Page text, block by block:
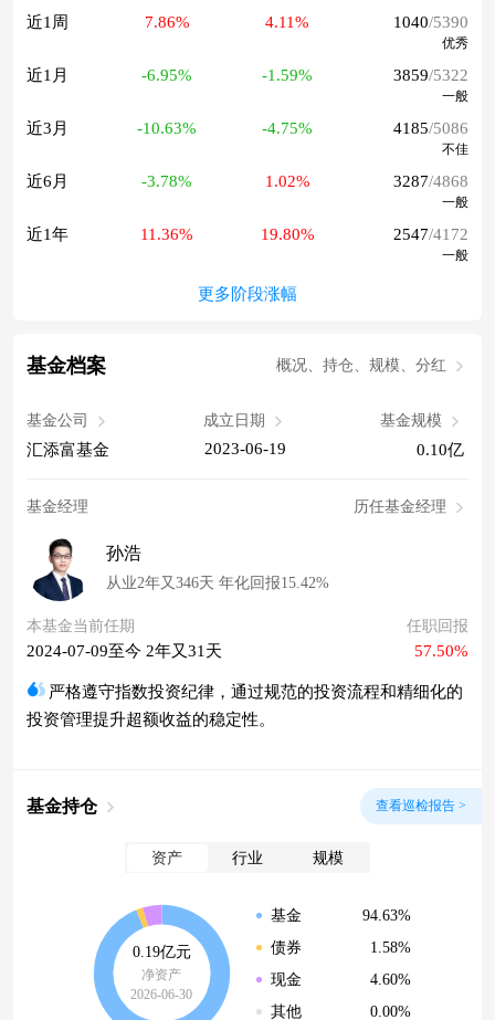
近1周 7.86% 4.11% 1040/5390
优秀
近1月 -6.95% -1.59% 3859/5322
一般
近3月 -10.63% -4.75% 4185/5086
不佳
近6月 -3.78% 1.02% 3287/4868
一般
近1年 11.36% 19.80% 2547/4172
一般
更多阶段涨幅
基金档案 概况、持仓、规模、分红
基金公司
汇添富基金
成立日期
2023-06-19
基金规模
0.10亿
基金经理 历任基金经理
孙浩
从业2年又346天 年化回报15.42%
本基金当前任期
2024-07-09至今 2年又31天
任职回报
57.50%
严格遵守指数投资纪律，通过规范的投资流程和精细化的
投资管理提升超额收益的稳定性。
基金持仓 查看巡检报告 >
资产 行业 规模
0.19亿元
净资产
2026-06-30
基金
94.63%
债券
1.58%
现金
4.60%
其他
0.00%